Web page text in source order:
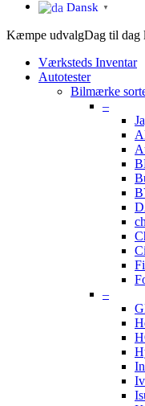
Dansk ▼
Kæmpe udvalgDag til dag
Værksteds Inventar
Autotester
Bilmærke
–
–